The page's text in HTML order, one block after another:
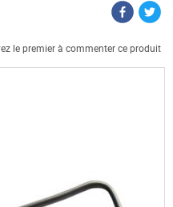
le premier à commenter ce produit